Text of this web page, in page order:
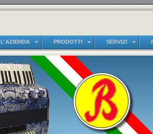
L'AZIENDA PRODOTTI SERVIZI